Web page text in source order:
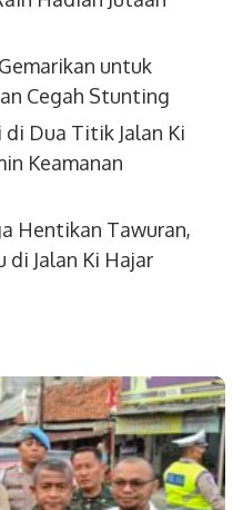
untuk
Cegah Stunting
Dua Titik Jalan Ki
Keamanan
Hentikan Tawuran,
di Jalan Ki Hajar